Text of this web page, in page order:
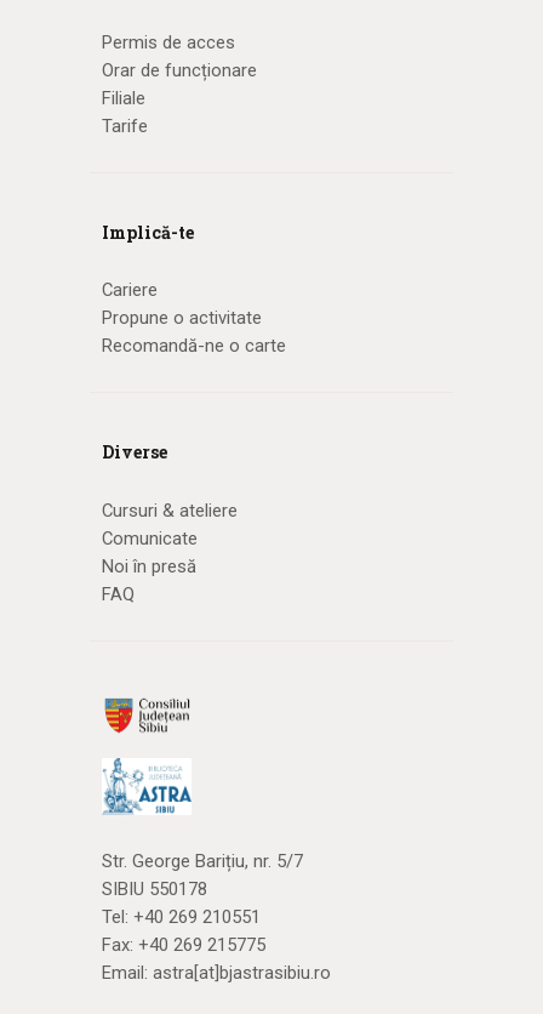
Permis de acces
Orar de funcționare
Filiale
Tarife
Implică-te
Cariere
Propune o activitate
Recomandă-ne o carte
Diverse
Cursuri & ateliere
Comunicate
Noi în presă
FAQ
Str. George Barițiu, nr. 5/7
SIBIU 550178
Tel: +40 269 210551
Fax: +40 269 215775
Email: astra[at]bjastrasibiu.ro